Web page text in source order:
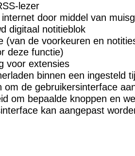
lezer
door middel van
digitaal notitieblok
(van de voorkeuren en
deze functie)
voor extensies
binnen een ingesteld
om de gebruikersinterface
om bepaalde knoppen en
kan aangepast